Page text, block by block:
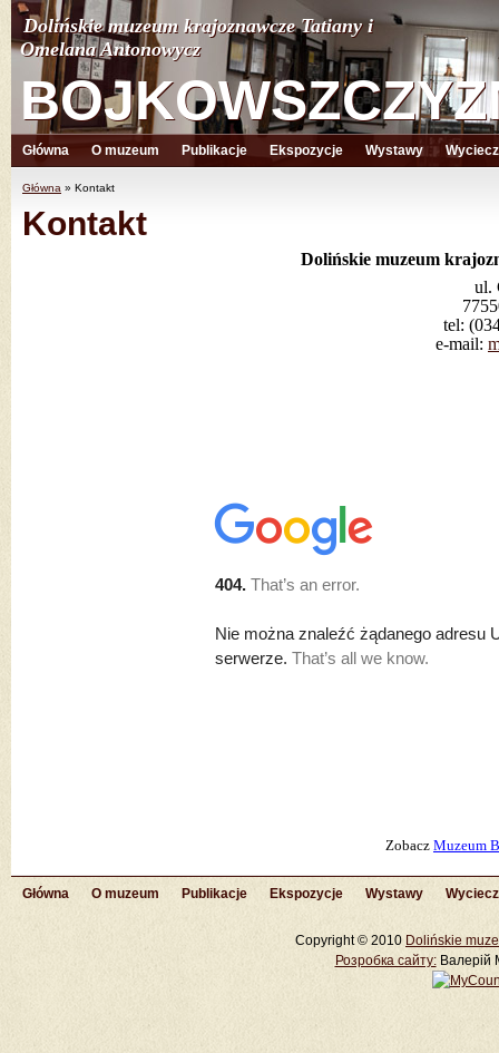
Dolińskie muzeum krajoznawcze Tatiany i
Omelana Antonowycz
Dolińskie muzeum krajoznawcze Tatiany i
Omelana Antonowycz
Główna O muzeum Publikacje Ekspozycje Wystawy
Główna » Kontakt
Kontakt
Dolińskie muzeum
ul.
tel:
e-mail:
Zobacz Muzeum
Główna O muzeum Publikacje Ekspozycje Wystawy
Copyright © 2010 Dolińskie
Розробка cайту:Валерій